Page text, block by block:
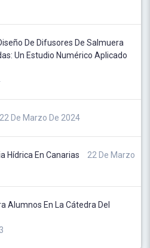
De Difusores De Salmuera
Un Estudio Numérico Aplicado
22 De Marzo De 2024
Hídrica En Canarias
22 De Marzo
Alumnos En La Cátedra Del